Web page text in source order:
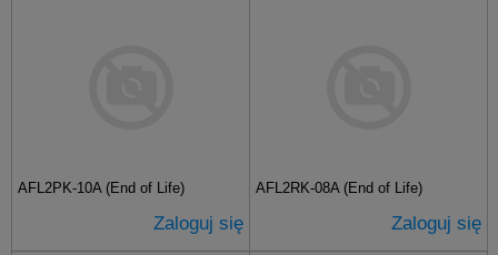
AFL2PK-10A (End of Life)
Zaloguj się
AFL2RK-08A (End of Life)
Zaloguj się